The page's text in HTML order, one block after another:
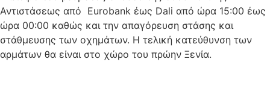
Αντιστάσεως από Eurobank έως Dali από ώρα 15:00 έως
ώρα 00:00 καθώς και την απαγόρευση στάσης και
στάθμευσης των οχημάτων. Η τελική κατεύθυνση των
αρμάτων θα είναι στο χώρο του πρώην Ξενία.